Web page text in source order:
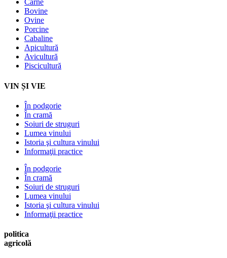
Carne
Bovine
Ovine
Porcine
Cabaline
Apicultură
Avicultură
Piscicultură
VIN ȘI VIE
În podgorie
În cramă
Soiuri de struguri
Lumea vinului
Istoria şi cultura vinului
Informaţii practice
În podgorie
În cramă
Soiuri de struguri
Lumea vinului
Istoria şi cultura vinului
Informaţii practice
politica
agricolă